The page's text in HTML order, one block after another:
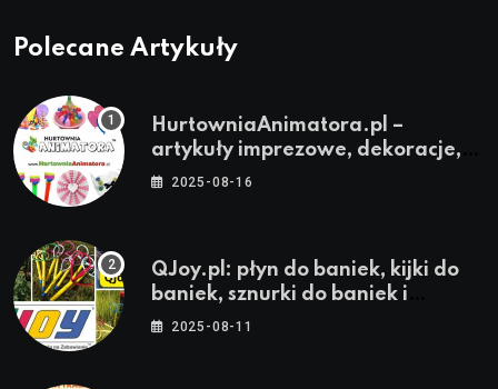
Polecane Artykuły
HurtowniaAnimatora.pl –
artykuły imprezowe, dekoracje,
stroje i akcesoria dla animatorów
2025-08-16
QJoy.pl: płyn do baniek, kijki do
baniek, sznurki do baniek i
zestawy do baniek
2025-08-11